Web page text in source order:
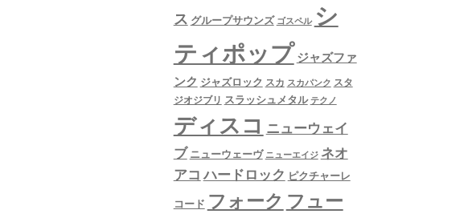
ス グループサウンズ ゴスペル シ
ティポップ ジャズファ
ンク ジャズロック スカ スカパンク スタ
ジオジブリ スラッシュメタル テクノ
ディスコ ニューウェイ
ブ ニューウェーヴ ニューエイジ ネオ
アコ ハードロック ピクチャーレ
コード フォーク フュー